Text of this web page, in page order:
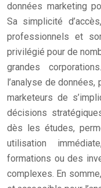
données marketing
Sa simplicité
professionnels et
privilégié pour de
grandes
l’analyse de
marketeurs de
décisions
dès les études,
utilisation
formations ou des
complexes. En